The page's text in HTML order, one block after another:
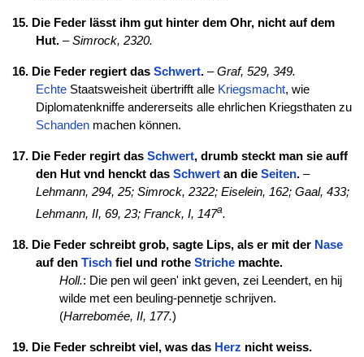
15. Die Feder lässt ihm gut hinter dem Ohr, nicht auf dem
Hut.–Simrock, 2320.
16. Die Feder regiert das Schwert.–Graf, 529, 349.
EchteStaatsweisheit übertrifft alle Kriegsmacht, wie
Diplomatenkniffe andererseits alle ehrlichen Kriegsthaten zu
Schandenmachen können.
17. Die Feder regirt das Schwert, drumb steckt man sie auff
den Hut vnd henckt das Schwertan die Seiten.–
Lehmann, 294, 25; Simrock, 2322; Eiselein, 162; Gaal, 433;
Lehmann, II, 69, 23; Franck, I, 147a.
18. Die Feder schreibt grob, sagte Lips, als er mit der Nase
auf den Tischfiel und rothe Strichemachte.
Holl.: Die pen wil geen' inkt geven, zei Leendert, en hij
wilde met een beuling-pennetje schrijven.
(Harrebomée, II, 177.)
19. Die Feder schreibt viel, was das Herz nicht weiss.